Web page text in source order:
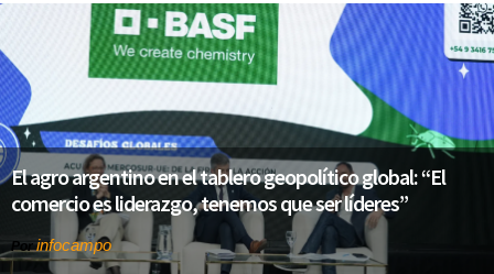
El agro argentino en el tablero geopolítico global: “El
comercio es liderazgo, tenemos que ser líderes”
Porinfocampo